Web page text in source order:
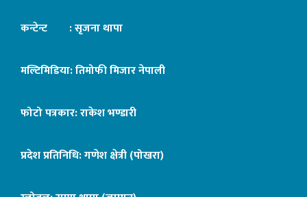
कन्टेन्ट : सृजना थापा
मल्टिमिडिया: तिमोफी मिजार नेपाली
फोटो पत्रकार: राकेश भण्डारी
प्रदेश प्रतिनिधि: गणेश क्षेत्री (पोखरा)